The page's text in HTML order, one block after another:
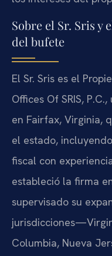
Sobre el Sr. Sris y
del bufete
El Sr. Sris es el
Offices Of SRIS,
en Fairfax, Virginia,
el estado,
fiscal con
estableció la firma
supervisado su
Columbia, Nueva